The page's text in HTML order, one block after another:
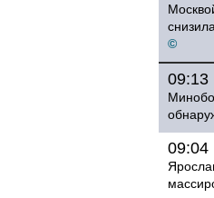
©
09:13
09:04